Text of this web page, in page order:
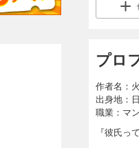
プロ
作者名：
出身地：
職業：マ
『彼氏っ